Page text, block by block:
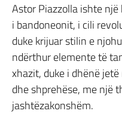
Astor Piazzolla ishte
i bandoneonit, i cili
duke krijuar stilin e
ndërthur elemente të
xhazit, duke i dhënë
dhe shprehëse, me një
jashtëzakonshëm.